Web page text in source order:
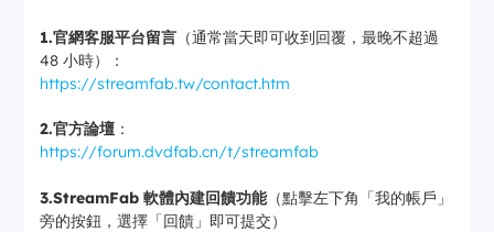
1.官網客服平台留言 （通常當天即可收到回覆，最晚不超過
48 小時）：
https://streamfab.tw/contact.htm
2.官方論壇 ：
https://forum.dvdfab.cn/t/streamfab
3.StreamFab 軟體內建回饋功能（點擊左下角「我的帳戶」
旁的按鈕，選擇「回饋」即可提交）